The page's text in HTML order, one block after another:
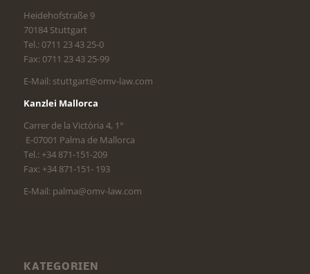
Heidehofstraße 9
70184 Stuttgart
Tel.: 0711 23 43 25-0
Fax: 0711 23 43 25-99
E-Mail: stuttgart@omv-law.com
Kanzlei Mallorca
Carrer de la Victòria 4, 1°
E-07001 Palma de Mallorca
Tel.: +34 871-151-209
Fax: +34 871-151- 193
E-Mail: palma@omv-law.com
KATEGORIEN